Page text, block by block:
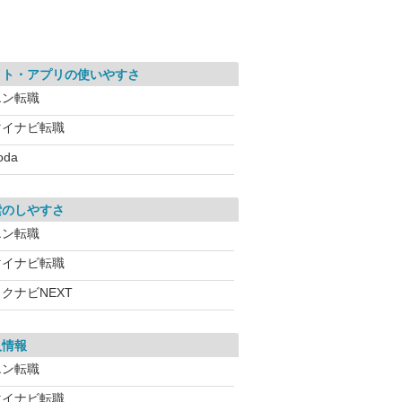
・アプリの使いやすさ
転職
ナビ転職
しやすさ
転職
ナビ転職
ナビNEXT
報
転職
ナビ転職